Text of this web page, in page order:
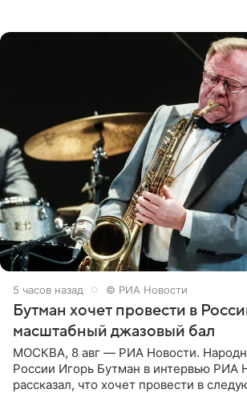
5 часов назад © РИА Новости
Бутман хочет провести в
масштабный джазовый бал
МОСКВА, 8 авг — РИА Новости.
России Игорь Бутман в интервью РИА
рассказал, что хочет провести в